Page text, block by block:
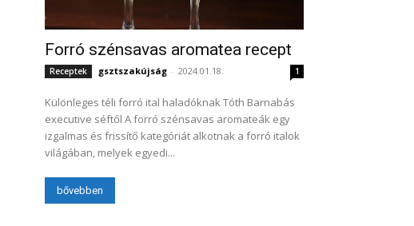
Forró szénsavas aromatea recept
Receptek gsztszakújság - 2024.01.18. 1
Különleges téli forró ital haladóknak Tóth Barnabás
executive séftől A forró szénsavas aromateák egy
izgalmas és frissítő kategóriát alkotnak a forró italok
világában, melyek egyedi...
bővebben